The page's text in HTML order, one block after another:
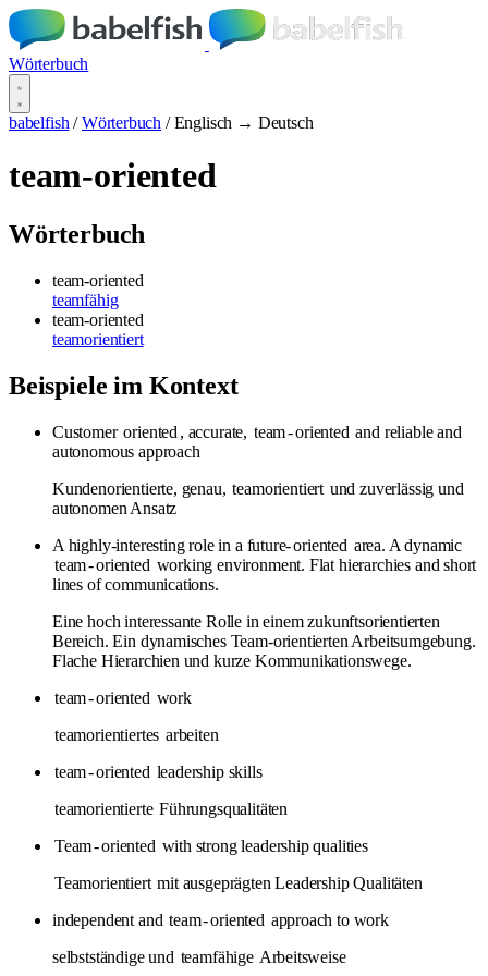
Wörterbuch
babelfish / Wörterbuch / Englisch → Deutsch
team-oriented
Wörterbuch
team-oriented
teamfähig
team-oriented
teamorientiert
Beispiele im Kontext
Customer oriented , accurate, team-oriented and reliable and
autonomous approach
Kundenorientierte, genau, teamorientiert und zuverlässig und
autonomen Ansatz
A highly-interesting role in a future-oriented area. A dynamic
team-oriented working environment. Flat hierarchies and short
lines of communications.
Eine hoch interessante Rolle in einem zukunftsorientierten
Bereich. Ein dynamisches Team-orientierten Arbeitsumgebung.
Flache Hierarchien und kurze Kommunikationswege.
team-oriented work
teamorientiertes arbeiten
team-oriented leadership skills
teamorientierte Führungsqualitäten
Team-oriented with strong leadership qualities
Teamorientiert mit ausgeprägten Leadership Qualitäten
independent and team-oriented approach to work
selbstständige und teamfähige Arbeitsweise